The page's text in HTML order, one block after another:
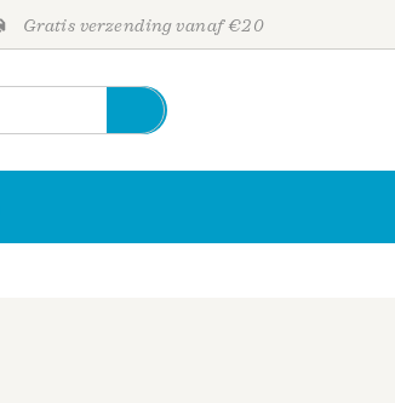
Gratis verzending vanaf €20
Personen